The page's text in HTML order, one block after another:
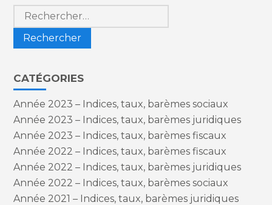
Rechercher :
CATÉGORIES
Année 2023 – Indices, taux, barèmes sociaux
Année 2023 – Indices, taux, barèmes juridiques
Année 2023 – Indices, taux, barèmes fiscaux
Année 2022 – Indices, taux, barèmes fiscaux
Année 2022 – Indices, taux, barèmes juridiques
Année 2022 – Indices, taux, barèmes sociaux
Année 2021 – Indices, taux, barèmes juridiques